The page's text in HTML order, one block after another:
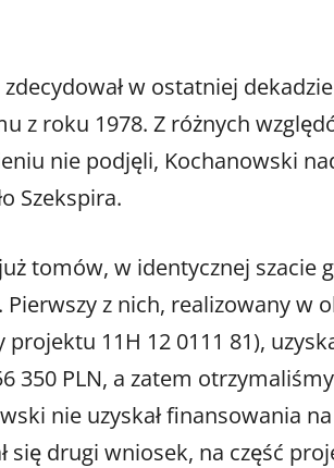
w ostatniej
z roku 1978. Z różnych
nie podjęli, Kochanowski
Szekspira.
tomów, w identycznej szacie
z nich, realizowany w
11H 12 0111 81),
350 PLN, a zatem
nie uzyskał finansowania
drugi wniosek, na część